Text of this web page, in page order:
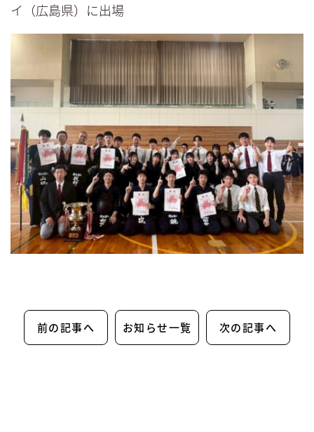
トップ 学校紹介 コース紹介 部活動紹介
イ（広島県）に出場
前の記事へ お知らせ一覧 次の記事へ